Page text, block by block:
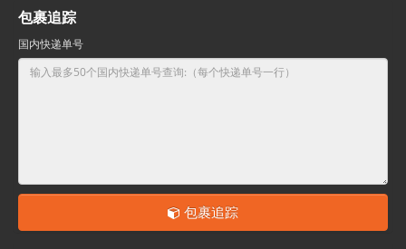
包裹追踪
国内快递单号
包裹追踪